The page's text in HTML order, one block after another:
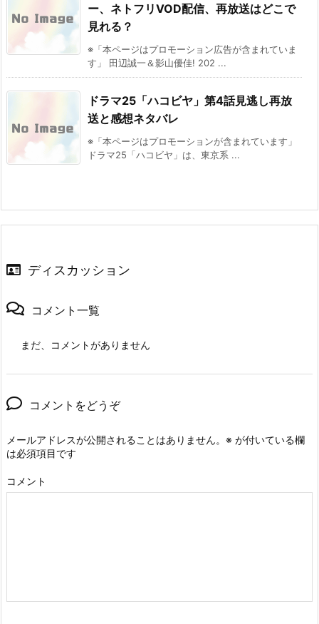
ー、ネトフリVOD配信、再放送はどこで
見れる？
※「本ページはプロモーション広告が含まれていま
す」 田辺誠一＆影山優佳! 202 ...
ドラマ25「ハコビヤ」第4話見逃し再放
送と感想ネタバレ
※「本ページはプロモーションが含まれています」
ドラマ25「ハコビヤ」は、東京系 ...
ディスカッション
コメント一覧
まだ、コメントがありません
コメントをどうぞ
メールアドレスが公開されることはありません。 ※ が付いている欄
は必須項目です
コメント